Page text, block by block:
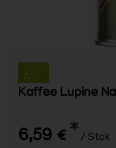
Kaffee Lupine
6,59 € * / Stck